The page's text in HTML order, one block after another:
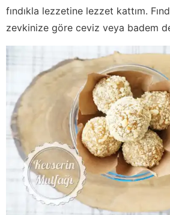
fındıkla lezzetine lezzet kattım.
zevkinize göre ceviz veya badem